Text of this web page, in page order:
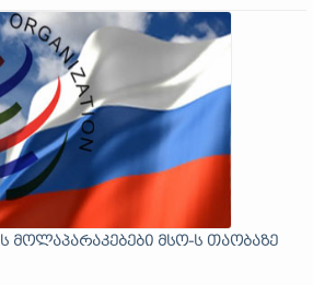
მსო-ს თაობაზე